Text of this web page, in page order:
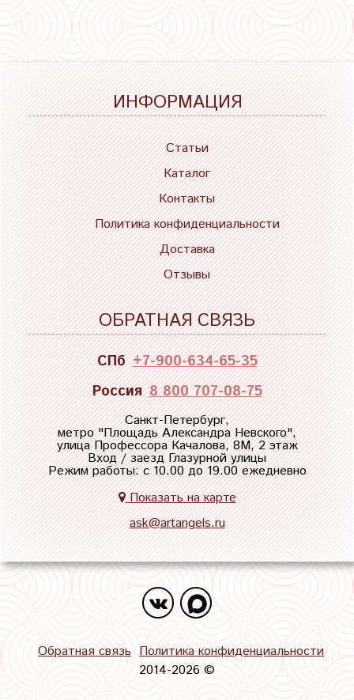
ИНФОРМАЦИЯ
Статьи
Каталог
Контакты
Политика конфиденциальности
Доставка
Отзывы
ОБРАТНАЯ СВЯЗЬ
СПб +7-900-634-65-35
Россия 8 800 707-08-75
Санкт-Петербург,
метро "Площадь Александра Невского",
улица Профессора Качалова, 8М, 2 этаж
Вход / заезд Глазурной улицы
Режим работы: с 10.00 до 19.00 ежедневно
Показать на карте
ask@artangels.ru
Обратная связь Политика конфиденциальности
2014-2026 ©